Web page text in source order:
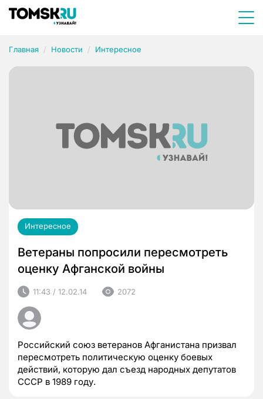
Главная Новости Интересное
Интересное
Ветераны попросили пересмотреть
оценку Афганской войны
11:43 / 12.02.14 2072
Российский союз ветеранов Афганистана призвал
пересмотреть политическую оценку боевых
действий, которую дал съезд народных депутатов
СССР в 1989 году.